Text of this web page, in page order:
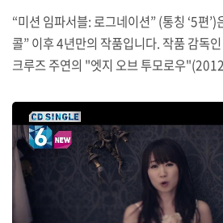
단 하나, 전부입니다(The only thing
ng)”인 것처럼 겉모양은 똑같을지라도..
“미션 임파서블: 로그네이션” (통칭 ‘5편
콜” 이후 4년만의 작품입니다. 작품 감독
크루즈 주연의 "엣지 오브 투모로우
트를 해서 화제가 되기도 했죠. 영화 가장
나오는 비행기 장면은 대역이 아닌 본인이
이나 찍었다고 합니다. 작품은 괜찮습니다.
때문에 관람자의 취향에 따라서 중간 부분
습니다만 그걸 감안하더라도 좋은 작품
96)과 닿아있는 작품이라고 생각합니다.